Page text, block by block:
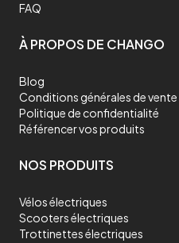
FAQ
À PROPOS DE CHANGO
Blog
Conditions générales de vente
Politique de confidentialité
Référencer vos produits
NOS PRODUITS
Vélos électriques
Scooters électriques
Trottinettes électriques